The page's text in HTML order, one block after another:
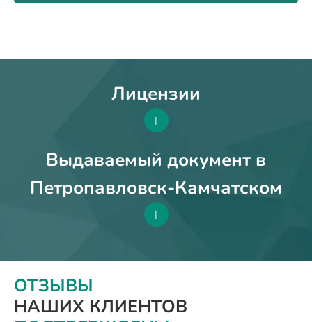
Лицензии
+
Выдаваемый документ в
Петропавловск-Камчатском
+
ОТЗЫВЫ
НАШИХ КЛИЕНТОВ